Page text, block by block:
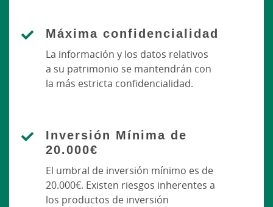
Máxima confidencialidad
La información y los datos relativos
a su patrimonio se mantendrán con
la más estricta confidencialidad.
Inversión Mínima de
20.000€
El umbral de inversión mínimo es de
20.000€. Existen riesgos inherentes a
los productos de inversión